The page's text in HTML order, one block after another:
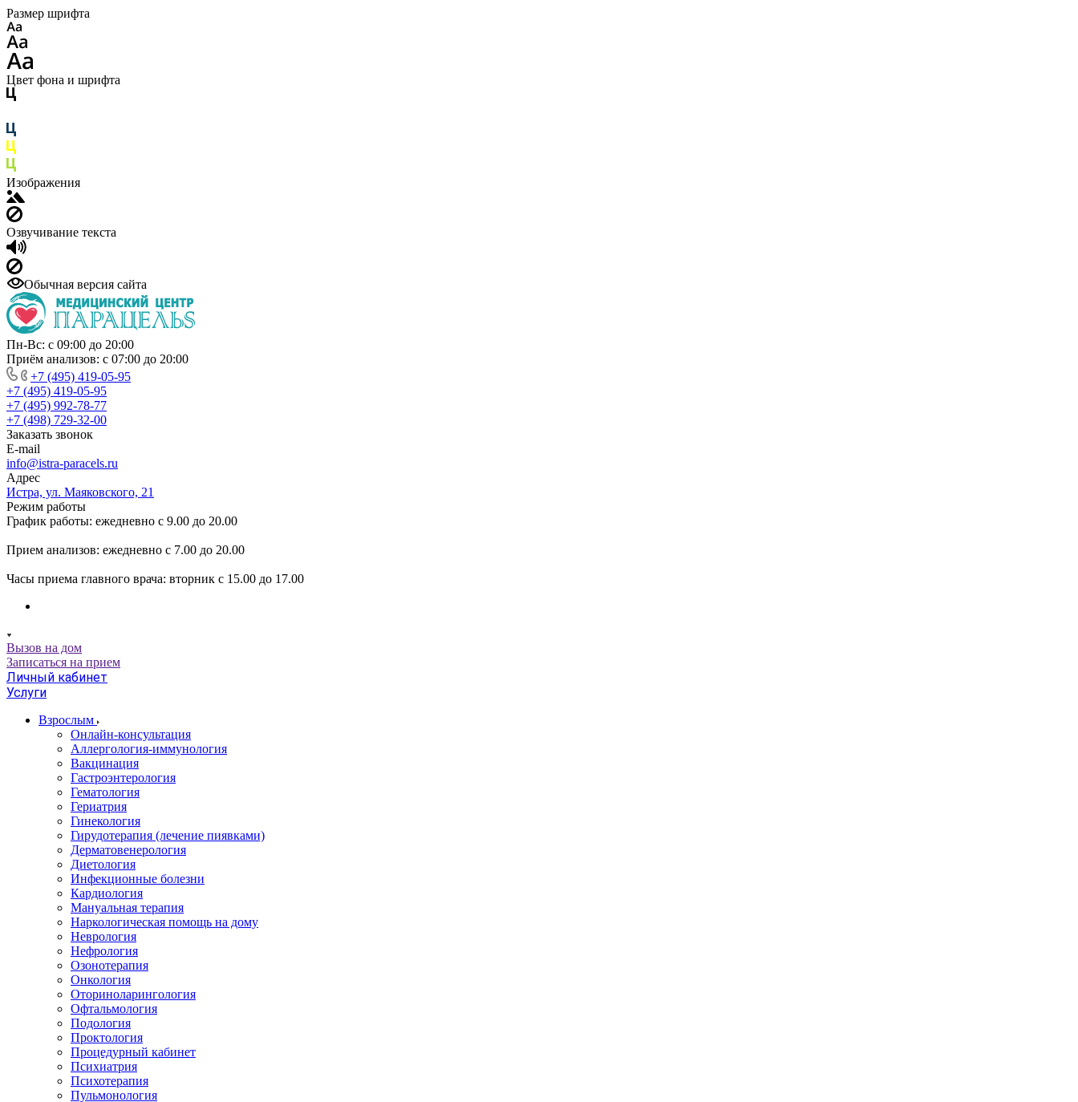
Размер шрифта
Цвет фона и шрифта
Изображения
Озвучивание текста
Обычная версия сайта
Пн-Вс: с 09:00 до 20:00
Приём анализов: с 07:00 до 20:00
+7 (495) 419-05-95
+7 (495) 419-05-95
+7 (495) 992-78-77
+7 (498) 729-32-00
Заказать звонок
E-mail
info@istra-paracels.ru
Адрес
Истра, ул. Маяковского, 21
Режим работы
График работы: ежедневно с 9.00 до 20.00
Прием анализов: ежедневно с 7.00 до 20.00
Часы приема главного врача: вторник с 15.00 до 17.00
Вызов на дом
Записаться на прием
Личный кабинет
Услуги
Взрослым
Онлайн-консультация
Аллергология-иммунология
Вакцинация
Гастроэнтерология
Гематология
Гериатрия
Гинекология
Гирудотерапия (лечение пиявками)
Дерматовенерология
Диетология
Инфекционные болезни
Кардиология
Мануальная терапия
Наркологическая помощь на дому
Неврология
Нефрология
Озонотерапия
Онкология
Оториноларингология
Офтальмология
Подология
Проктология
Процедурный кабинет
Психиатрия
Психотерапия
Пульмонология